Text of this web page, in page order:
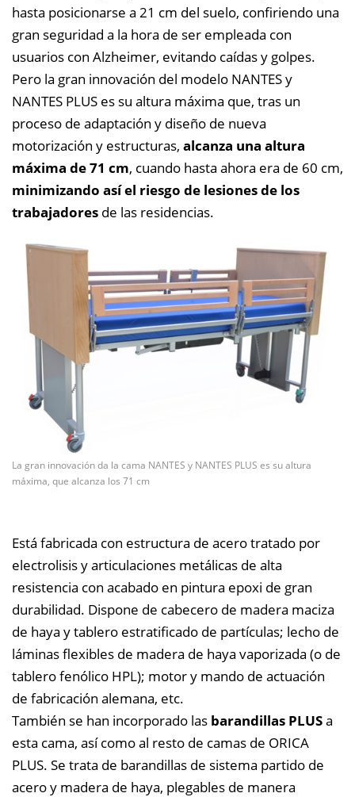
hasta posicionarse a 21 cm del suelo, confiriendo una
gran seguridad a la hora de ser empleada con
usuarios con Alzheimer, evitando caídas y golpes.
Pero la gran innovación del modelo NANTES y
NANTES PLUS es su altura máxima que, tras un
proceso de adaptación y diseño de nueva
motorización y estructuras, alcanza una altura
máxima de 71 cm, cuando hasta ahora era de 60 cm,
minimizando así el riesgo de lesiones de los
trabajadores de las residencias.
La gran innovación da la cama NANTES y NANTES PLUS es su altura
máxima, que alcanza los 71 cm
Está fabricada con estructura de acero tratado por
electrolisis y articulaciones metálicas de alta
resistencia con acabado en pintura epoxi de gran
durabilidad. Dispone de cabecero de madera maciza
de haya y tablero estratificado de partículas; lecho de
láminas flexibles de madera de haya vaporizada (o de
tablero fenólico HPL); motor y mando de actuación
de fabricación alemana, etc.
También se han incorporado las barandillas PLUSa
esta cama, así como al resto de camas de ORICA
PLUS. Se trata de barandillas de sistema partido de
acero y madera de haya, plegables de manera